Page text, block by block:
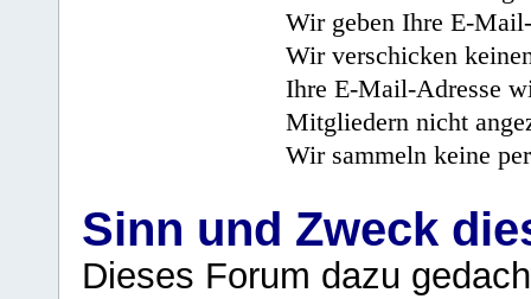
Wir geben Ihre E-
Wir verschicken
Ihre E-Mail-Adresse
Mitgliedern nicht
Wir sammeln keine
Sinn und Zweck
Dieses Forum dazu